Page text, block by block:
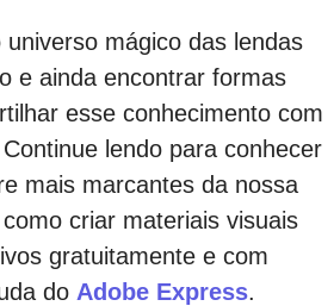
mágico das lendas
e ainda encontrar formas
esse conhecimento com
lendo para conhecer
mais marcantes da nossa
criar materiais visuais
gratuitamente e com
do Adobe Express.